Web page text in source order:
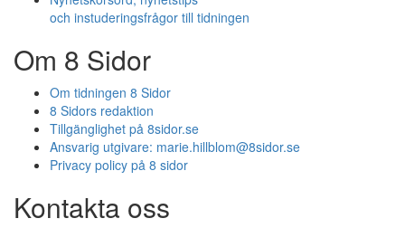
och instuderingsfrågor till tidningen
Om 8 Sidor
Om tidningen 8 Sidor
8 Sidors redaktion
Tillgänglighet på 8sidor.se
Ansvarig utgivare: marie.hillblom@8sidor.se
Privacy policy på 8 sidor
Kontakta oss